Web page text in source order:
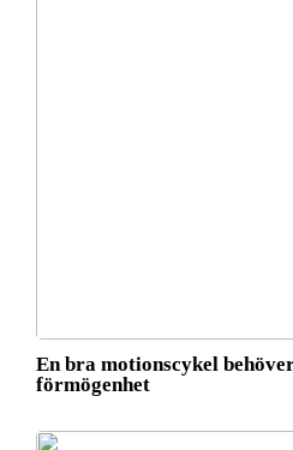
En bra motionscykel
förmögenhet